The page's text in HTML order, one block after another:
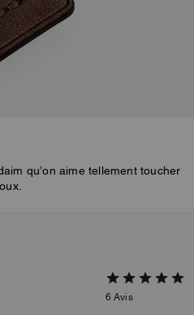
qu’on aime tellement toucher
6 Avis